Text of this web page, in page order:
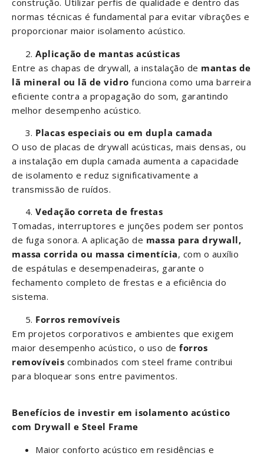
construção. Utilizar perfis de qualidade e dentro das
normas técnicas é fundamental para evitar vibrações e
proporcionar maior isolamento acústico.
Aplicação de mantas acústicas
Entre as chapas de drywall, a instalação de mantas de
lã mineral ou lã de vidro funciona como uma barreira
eficiente contra a propagação do som, garantindo
melhor desempenho acústico.
Placas especiais ou em dupla camada
O uso de placas de drywall acústicas, mais densas, ou
a instalação em dupla camada aumenta a capacidade
de isolamento e reduz significativamente a
transmissão de ruídos.
Vedação correta de frestas
Tomadas, interruptores e junções podem ser pontos
de fuga sonora. A aplicação de massa para drywall,
massa corrida ou massa cimentícia, com o auxílio
de espátulas e desempenadeiras, garante o
fechamento completo de frestas e a eficiência do
sistema.
Forros removíveis
Em projetos corporativos e ambientes que exigem
maior desempenho acústico, o uso de forros
removíveis combinados com steel frame contribui
para bloquear sons entre pavimentos.
Benefícios de investir em isolamento acústico
com Drywall e Steel Frame
Maior conforto acústico em residências e